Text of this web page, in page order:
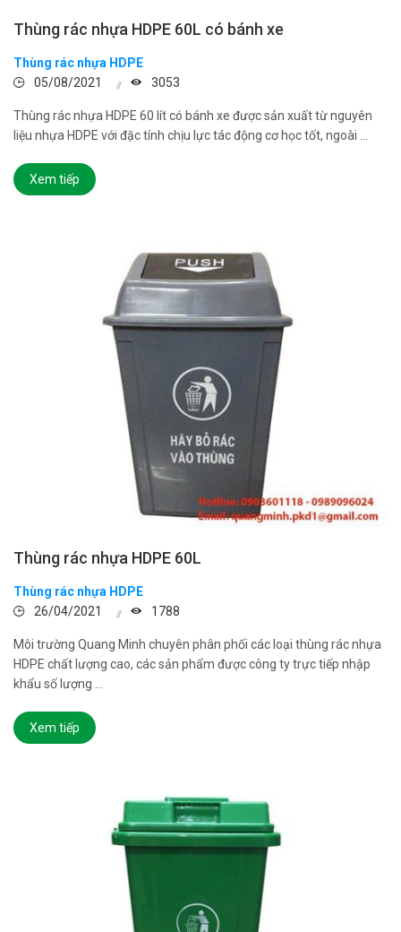
Thùng rác nhựa HDPE 60L có bánh xe
Thùng rác nhựa HDPE
05/08/2021
3053
Thùng rác nhựa HDPE 60 lít có bánh xe được sản xuất từ nguyên
liệu nhựa HDPE với đặc tính chịu lực tác động cơ học tốt, ngoài ...
Xem tiếp
Thùng rác nhựa HDPE 60L
Thùng rác nhựa HDPE
26/04/2021
1788
Môi trường Quang Minh chuyên phân phối các loại thùng rác nhựa
HDPE chất lượng cao, các sản phẩm được công ty trực tiếp nhập
khẩu số lượng ...
Xem tiếp